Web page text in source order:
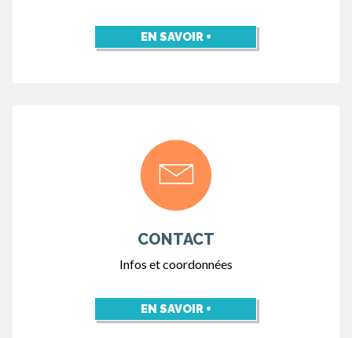
EN SAVOIR +
CONTACT
Infos et coordonnées
EN SAVOIR +